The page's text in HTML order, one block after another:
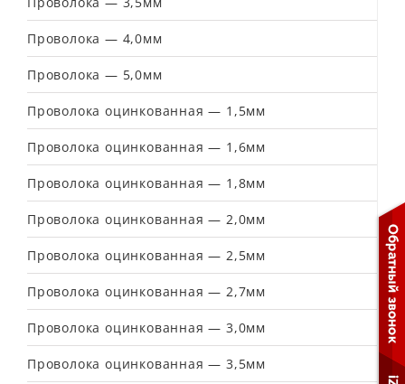
Проволока — 4,0мм
Проволока — 5,0мм
Проволока оцинкованная — 1,5мм
Проволока оцинкованная — 1,6мм
Проволока оцинкованная — 1,8мм
Проволока оцинкованная — 2,0мм
Проволока оцинкованная — 2,5мм
Проволока оцинкованная — 2,7мм
Проволока оцинкованная — 3,0мм
Проволока оцинкованная — 3,5мм